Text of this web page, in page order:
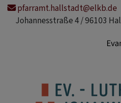
Direktpfarramt.hallstadt@elkb.de
Johannesstraße 4 / 96103